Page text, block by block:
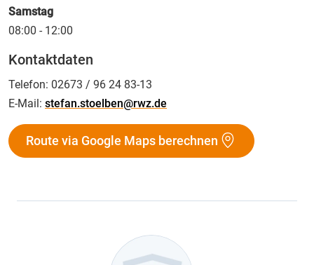
Samstag
08:00 - 12:00
Kontaktdaten
Telefon: 02673 / 96 24 83-13
E-Mail: stefan.stoelben@rwz.de
Route via Google Maps berechnen